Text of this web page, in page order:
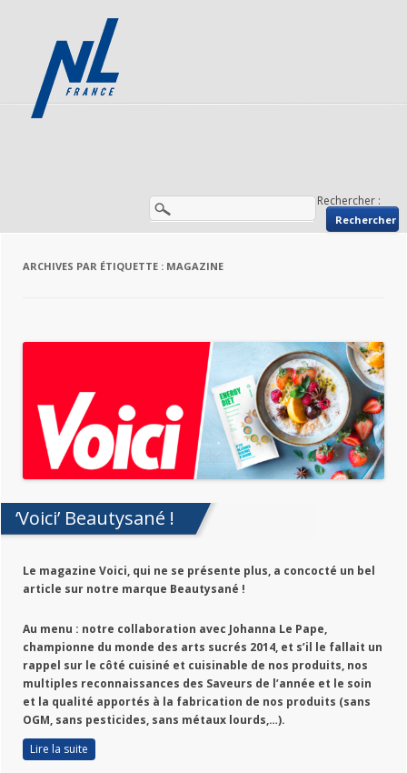
Rechercher :
ARCHIVES PAR ÉTIQUETTE : MAGAZINE
‘Voici’ Beautysané !
Le magazine Voici, qui ne se présente plus, a concocté un bel
article sur notre marque Beautysané !
Au menu : notre collaboration avec Johanna Le Pape,
championne du monde des arts sucrés 2014, et s’il le fallait un
rappel sur le côté cuisiné et cuisinable de nos produits, nos
multiples reconnaissances des Saveurs de l’année et le soin
et la qualité apportés à la fabrication de nos produits (sans
OGM, sans pesticides, sans métaux lourds,…).
Lire la suite